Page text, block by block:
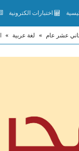
اختبارات الكترونية
عشر عام » لغة عربية »